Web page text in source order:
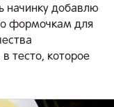
начинку добавлю
формочкам для
в тесто, которое